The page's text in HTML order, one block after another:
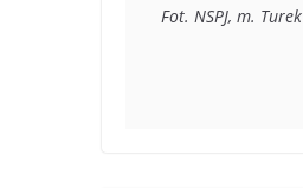
Fot. NSPJ, m. Turek